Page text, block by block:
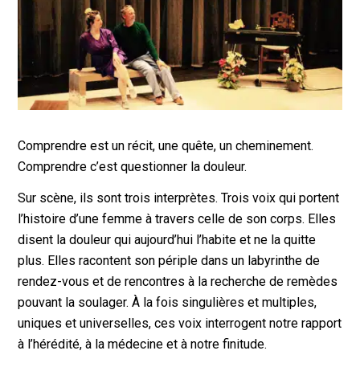
Comprendre est un récit, une quête, un cheminement.
Comprendre c’est questionner la douleur.
Sur scène, ils sont trois interprètes. Trois voix qui portent
l’histoire d’une femme à travers celle de son corps. Elles
disent la douleur qui aujourd’hui l’habite et ne la quitte
plus. Elles racontent son périple dans un labyrinthe de
rendez-vous et de rencontres à la recherche de remèdes
pouvant la soulager. À la fois singulières et multiples,
uniques et universelles, ces voix interrogent notre rapport
à l’hérédité, à la médecine et à notre finitude.